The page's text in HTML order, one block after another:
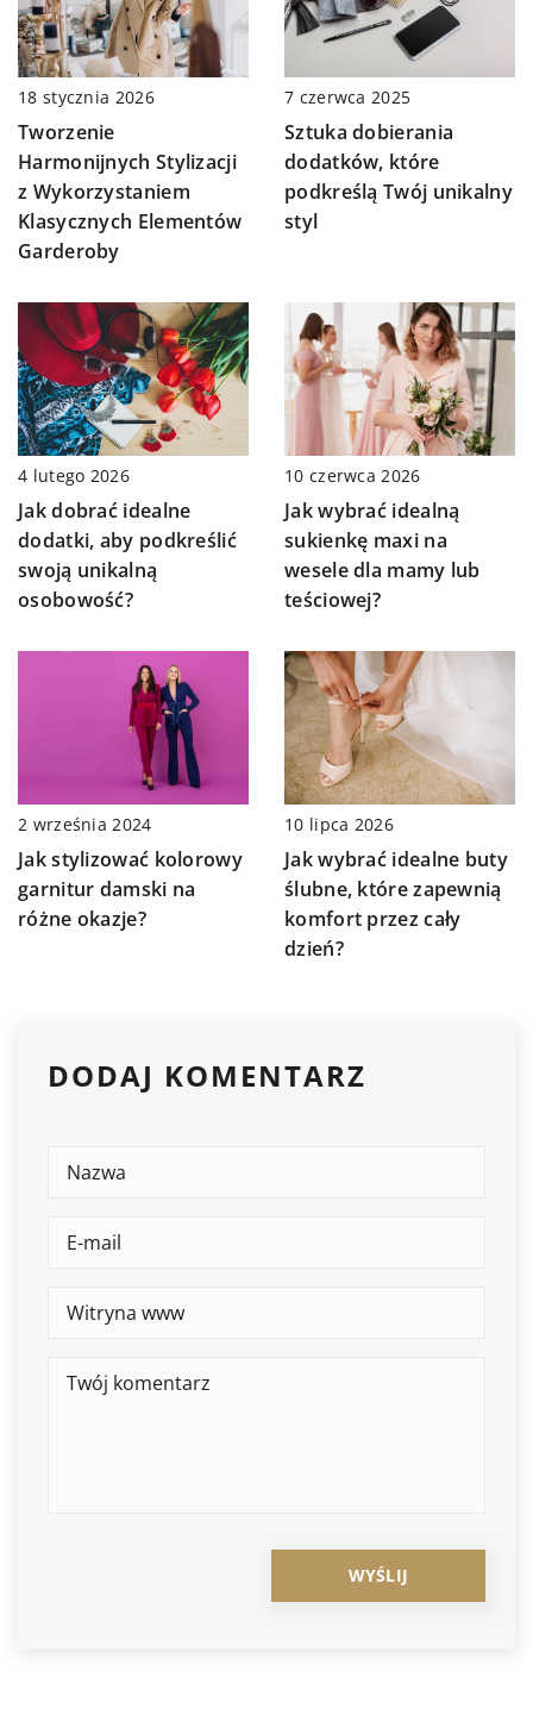
18 stycznia 2026
Tworzenie
Harmonijnych Stylizacji
z Wykorzystaniem
Klasycznych Elementów
Garderoby
7 czerwca 2025
Sztuka dobierania
dodatków, które
podkreślą Twój unikalny
styl
4 lutego 2026
Jak dobrać idealne
dodatki, aby podkreślić
swoją unikalną
osobowość?
10 czerwca 2026
Jak wybrać idealną
sukienkę maxi na
wesele dla mamy lub
teściowej?
2 września 2024
Jak stylizować kolorowy
garnitur damski na
różne okazje?
10 lipca 2026
Jak wybrać idealne buty
ślubne, które zapewnią
komfort przez cały
dzień?
DODAJ KOMENTARZ